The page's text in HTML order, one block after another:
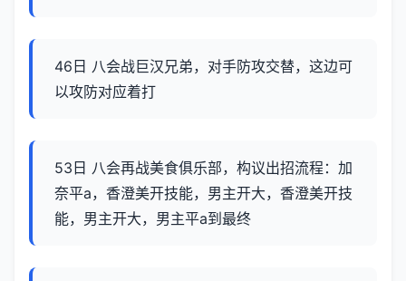
46日 八会战巨汉兄弟，对手防攻交替，这边可
以攻防对应着打
53日 八会再战美食俱乐部，构议出招流程：加
奈平a，香澄美开技能，男主开大，香澄美开技
能，男主开大，男主平a到最终